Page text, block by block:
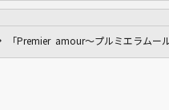
「Premier amour～プルミエラムー